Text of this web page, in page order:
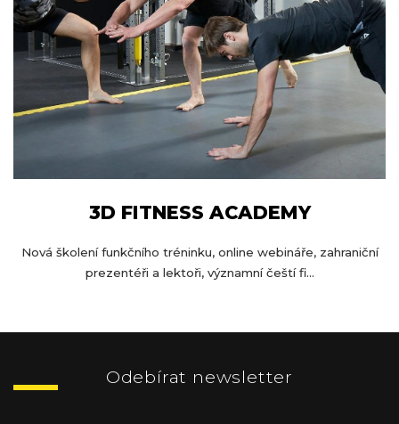
3D FITNESS ACADEMY
Nová školení funkčního tréninku, online webináře, zahraniční
prezentéři a lektoři, významní čeští fi...
Z
Odebírat newsletter